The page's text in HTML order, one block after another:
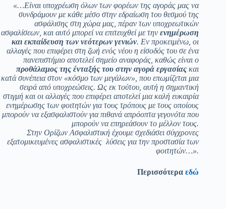
«…Είναι υποχρέωση όλων των φορέων της αγοράς μας να
συνδράμουν με κάθε μέσο στην εδραίωση του θεσμού της
ασφάλισης στη χώρα μας, πέραν των υποχρεωτικών
ασφαλίσεων, και αυτό μπορεί να επιτευχθεί με τηνενημέρωση
και εκπαίδευση των νεότερων γενιών. Εν προκειμένω, οι
αλλαγές που επιφέρει στη ζωή ενός νέου η είσοδός του σε ένα
πανεπιστήμιο αποτελεί σημείο αναφοράς, καθώς είναι ο
προθάλαμος της ένταξής του στην αγορά εργασίαςκαι
κατά συνέπεια στον «κόσμο των μεγάλων», που επωμίζεται μια
σειρά από υποχρεώσεις. Ως εκ τούτου, αυτή η σημαντική
στιγμή και οι αλλαγές που επιφέρει αποτελεί μια καλή ευκαιρία
ενημέρωσης των φοιτητών για τους τρόπους με τους οποίους
μπορούν να εξασφαλιστούν για πιθανά απρόοπτα γεγονότα που
μπορούν να επηρεάσουν το μέλλον τους.
Στην Ορίζων Ασφαλιστική έχουμε σχεδιάσει σύγχρονες
εξατομικευμένες ασφαλιστικές λύσεις για την προστασία των
φοιτητών…».
Περισσότεραεδώ